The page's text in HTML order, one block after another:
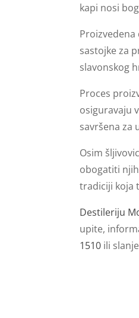
kapi nosi
sastojke za
slavonskog
Proces
osiguravaju
savršena za
Osim
obogatiti
tradiciji koja
Destileriju
upite,
1510 ili